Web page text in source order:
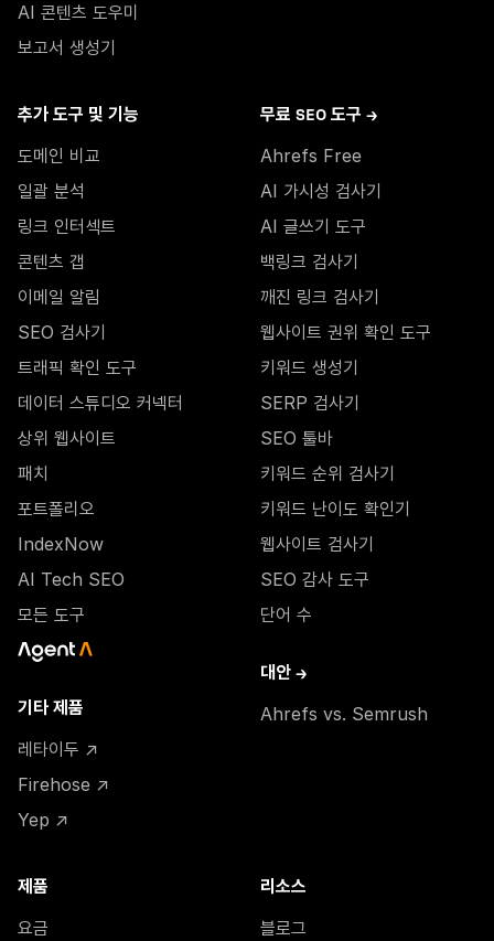
AI 콘텐츠 도우미
보고서 생성기
추가 도구 및 기능
도메인 비교
일괄 분석
링크 인터섹트
콘텐츠 갭
이메일 알림
SEO 검사기
트래픽 확인 도구
데이터 스튜디오 커넥터
상위 웹사이트
패치
포트폴리오
IndexNow
AI Tech SEO
모든 도구
기타 제품
레타이두 ↗
Firehose ↗
Yep ↗
무료 SEO 도구 →
Ahrefs Free
AI 가시성 검사기
AI 글쓰기 도구
백링크 검사기
깨진 링크 검사기
웹사이트 권위 확인 도구
키워드 생성기
SERP 검사기
SEO 툴바
키워드 순위 검사기
키워드 난이도 확인기
웹사이트 검사기
SEO 감사 도구
단어 수
대안 →
Ahrefs vs. Semrush
제품
요금
리소스
블로그